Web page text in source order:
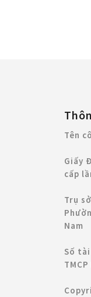
Tên
Giấy
cấp
Trụ
Nam
Số